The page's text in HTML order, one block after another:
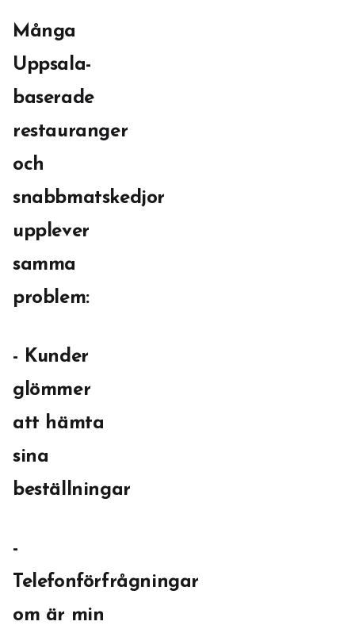
Många
Uppsala-
baserade
restauranger
och
snabbmatskedjor
upplever
samma
problem:
- Kunder
glömmer
att hämta
sina
beställningar
-
Telefonförfrågningar
om är min